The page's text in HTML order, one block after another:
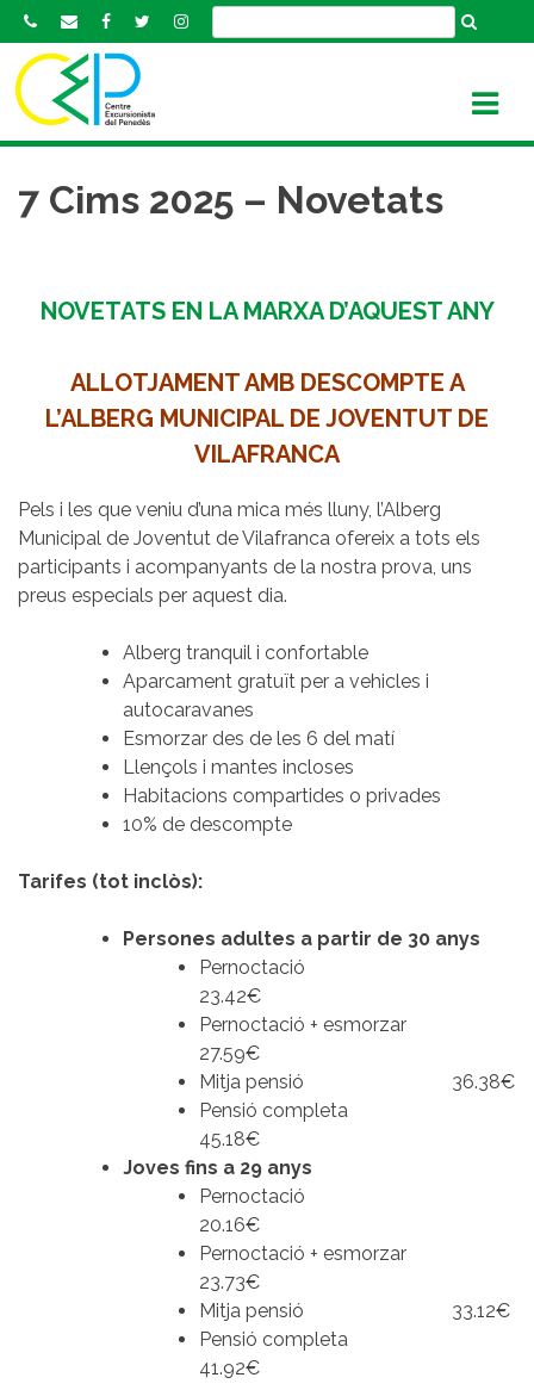
k
7 Cims 2025 – Novetats
NOVETATS EN LA MARXA D’AQUEST ANY
ALLOTJAMENT AMB DESCOMPTE A
L’ALBERG MUNICIPAL DE JOVENTUT DE
VILAFRANCA
Pels i les que veniu d’una mica més lluny, l’Alberg
Municipal de Joventut de Vilafranca ofereix a tots els
participants i acompanyants de la nostra prova, uns
preus especials per aquest dia.
Alberg tranquil i confortable
Aparcament gratuït per a vehicles i
autocaravanes
Esmorzar des de les 6 del matí
Llençols i mantes incloses
Habitacions compartides o privades
10% de descompte
Tarifes (tot inclòs):
Persones adultes a partir de 30 anys
Pernoctació
23.42€
Pernoctació + esmorzar
27.59€
Mitja pensió 36.38€
Pensió completa
45.18€
Joves fins a 29 anys
Pernoctació
20.16€
Pernoctació + esmorzar
23.73€
Mitja pensió 33.12€
Pensió completa
41.92€